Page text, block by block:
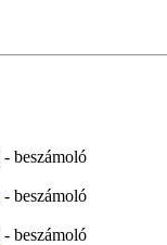
- beszámoló
- beszámoló
- beszámoló